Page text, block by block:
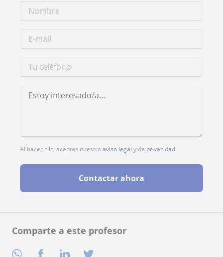
Comparte a este profesor
Al hacer clic, aceptas nuestroaviso legal y de privacidad
Contactar ahora